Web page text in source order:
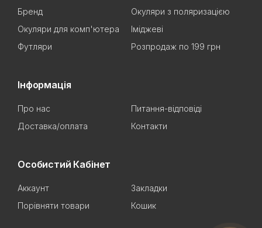
Бренд
Окуляри з поляризацією
Окуляри для комп'ютера
Іміджеві
Футляри
Розпродаж по 199 грн
Інформація
Про нас
Питання-відповіді
Доставка/оплата
Контакти
Особистий Кабінет
Аккаунт
Закладки
Порівняти товари
Кошик